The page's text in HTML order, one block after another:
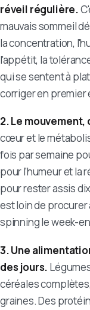
réveil régulière.
mauvais sommeil
la concentration,
l'appétit, la
qui se sentent à
corriger en premier
2. Le
cœur et le
fois par semaine
pour l'humeur et la
pour rester assis
est loin de
spinning le week-
3. Une
des jours.
céréales
graines. Des